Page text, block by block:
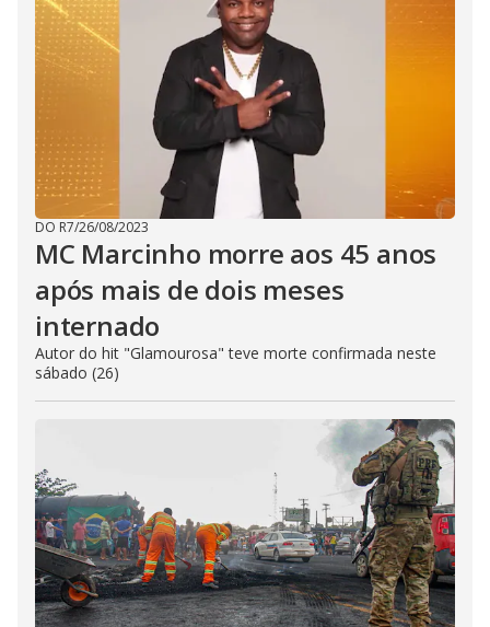
DO R7/26/08/2023
MC Marcinho morre aos 45 anos
após mais de dois meses
internado
Autor do hit "Glamourosa" teve morte confirmada neste
sábado (26)